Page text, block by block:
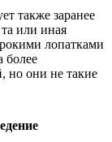
также заранее
та или иная
лопатками
более
но они не такие